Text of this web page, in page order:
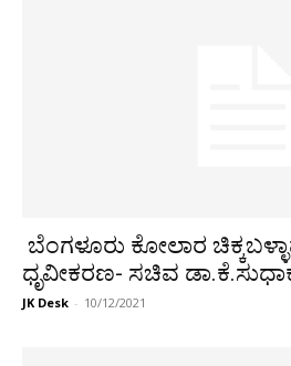
ಬೆಂಗಳೂರು ಕೋಲಾರ
ಧೃವೀಕರಣ- ಸಚಿವ
JK Desk - 10/12/2021